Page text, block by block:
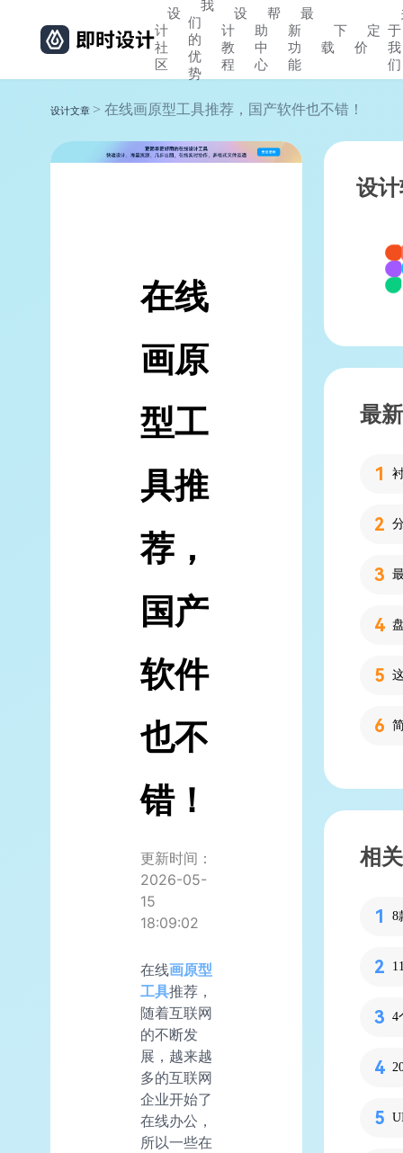
设
计
社
区
我
们
的
优
势
设
计
教
程
帮
助
中
心
最
新
功
能
下
载
定
价
于
我
们
设计文章 > 在线画原型工具推荐，国产软件也不错！
在线
画原
型工
具推
荐，
国产
软件
也不
错！
更新时间：
2026-05-
15
18:09:02
在线画原型
工具推荐，
随着互联网
的不断发
展，越来越
多的互联网
企业开始了
在线办公，
所以一些在
设
最
相
4